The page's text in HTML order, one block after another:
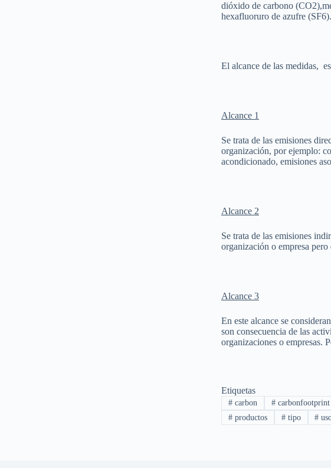
dióxido de carbono
hexafluoruro de azufre (SF6).
El alcance de las medidas,
Alcance 1
Se trata de las emisiones
organización, por ejemplo:
acondicionado, emisiones
Alcance 2
Se trata de las emisiones
organización o empresa
Alcance 3
En este alcance se
son consecuencia de las
organizaciones o empresas.
Etiquetas
#carbon #carbonfootprint
#productos #tipo #